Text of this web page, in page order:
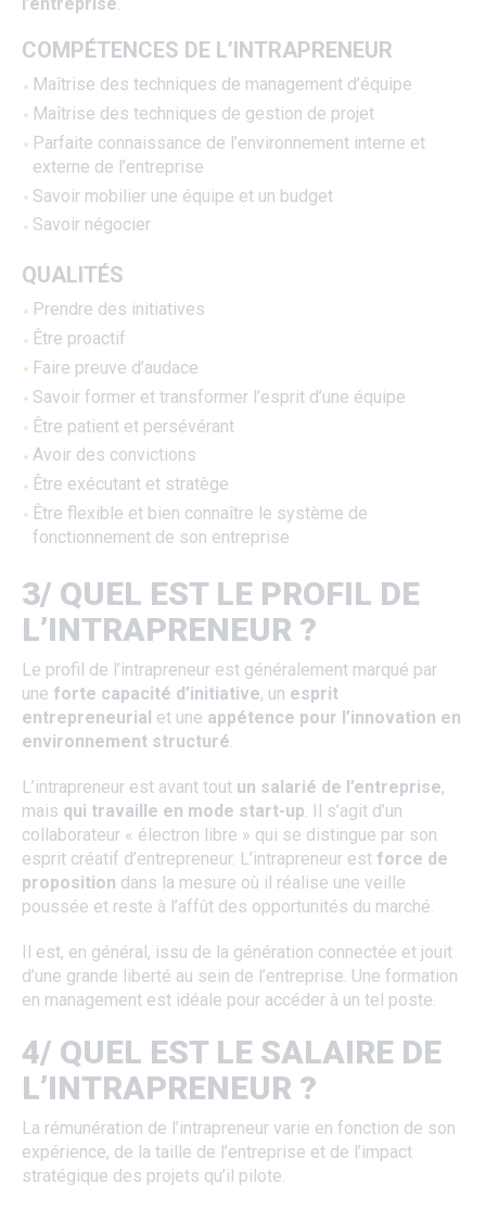
COMPÉTENCES DE L’INTRAPRENEUR
Maîtrise des techniques de management d’équipe
Maîtrise des techniques de gestion de projet
Parfaite connaissance de l’environnement interne et
externe de l’entreprise
Savoir mobilier une équipe et un budget
Savoir négocier
QUALITÉS
Prendre des initiatives
Être proactif
Faire preuve d’audace
Savoir former et transformer l’esprit d’une équipe
Être patient et persévérant
Avoir des convictions
Être exécutant et stratège
Être flexible et bien connaître le système de
fonctionnement de son entreprise
3/ QUEL EST LE PROFIL DE
L’INTRAPRENEUR ?
Le profil de l’intrapreneur est généralement marqué par
une forte capacité d’initiative, un esprit
entrepreneurial et une appétence pour l’innovation en
environnement structuré.
L’intrapreneur est avant tout un salarié de l’entreprise,
mais qui travaille en mode start-up. Il s’agit d’un
collaborateur « électron libre » qui se distingue par son
esprit créatif d’entrepreneur. L’intrapreneur est force de
proposition dans la mesure où il réalise une veille
poussée et reste à l’affût des opportunités du marché.
Il est, en général, issu de la génération connectée et jouit
d’une grande liberté au sein de l’entreprise. Une formation
en management est idéale pour accéder à un tel poste.
4/ QUEL EST LE SALAIRE DE
L’INTRAPRENEUR ?
La rémunération de l’intrapreneur varie en fonction de son
expérience, de la taille de l’entreprise et de l’impact
stratégique des projets qu’il pilote.